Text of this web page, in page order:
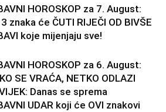
HOROSKOP za 7. August:
3 znaka će ČUTI RIJEČI OD BIVŠE
koje mijenjaju sve!
HOROSKOP za 6. August:
SE VRAĆA, NETKO ODLAZI
Danas se sprema
UDAR koji će OVI znakovi